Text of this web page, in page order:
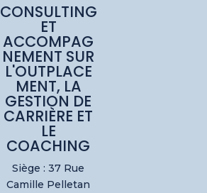
CONSULTING
ET
ACCOMPAG
NEMENT SUR
L'OUTPLACE
MENT, LA
GESTION DE
CARRIÈRE ET
LE
COACHING
Siège : 37 Rue
Camille Pelletan